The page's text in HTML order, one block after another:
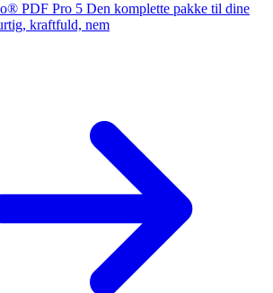
® PDF Pro 5 Den komplette pakke til dine
kraftfuld, nem